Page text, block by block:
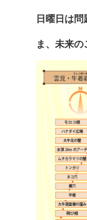
日曜日は問
ま、未来